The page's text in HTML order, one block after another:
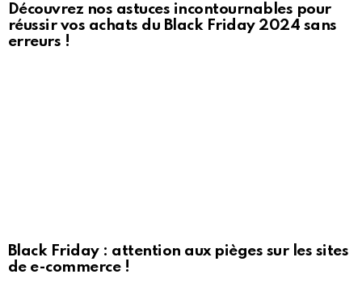
Découvrez nos astuces incontournables pour
réussir vos achats du Black Friday 2024 sans
erreurs !
Black Friday : attention aux pièges sur les sites
de e-commerce !